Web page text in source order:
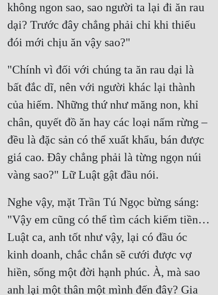
không ngon sao, sao người ta lại đi ăn rau
dại? Trước đây chẳng phải chỉ khi thiếu
"Chính vì đối với chúng ta ăn rau dại là
bất đắc dĩ, nên với người khác lại thành
của hiếm. Những thứ như măng non, khỉ
chân, quyết đồ ăn hay các loại nấm rừng –
đều là đặc sản có thể xuất khẩu, bán được
giá cao. Đây chẳng phải là từng ngọn núi
Nghe vậy, mặt Trần Tú Ngọc bừng sáng:
"Vậy em cũng có thể tìm cách kiếm tiền…
Luật ca, anh tốt như vậy, lại có đầu óc
kinh doanh, chắc chắn sẽ cưới được vợ
hiền, sống một đời hạnh phúc. À, mà sao
anh lại một thân một mình đến đây? Gia